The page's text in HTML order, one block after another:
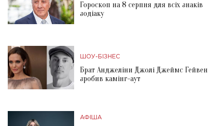
Гороскоп на 8 серпня для всіх знаків
зодіаку
ШОУ-БІЗНЕС
Брат Анджеліни Джолі Джеймс Гейвен
зробив камінг-аут
АФІША